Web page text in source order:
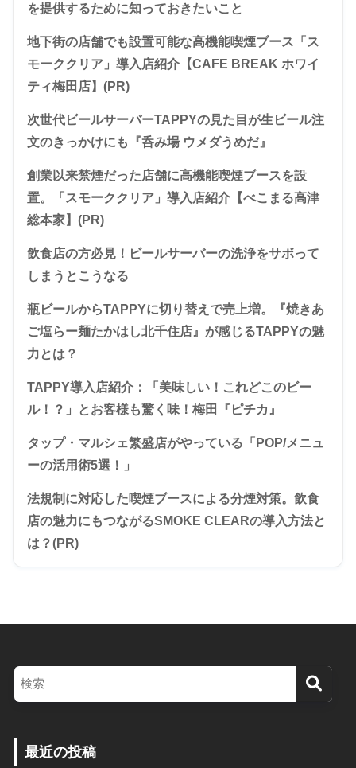
を提供するために知っておきたいこと
地下街の店舗でも設置可能な高機能喫煙ブース「ス
モーククリア」導入店紹介【CAFE BREAK ホワイ
ティ梅田店】(PR)
次世代ビールサーバーTAPPYの見た目が生ビール注
文のきっかけにも『呑み場 ウメダうめだ』
創業以来禁煙だった店舗に高機能喫煙ブースを設
置。「スモーククリア」導入店紹介【べこまる高津
総本家】(PR)
飲食店の方必見！ビールサーバーの洗浄をサボって
しまうとこうなる
瓶ビールからTAPPYに切り替えで売上増。『焼きあ
ご塩らー麺たかはし北千住店』が感じるTAPPYの魅
力とは？
TAPPY導入店紹介：「美味しい！これどこのビー
ル！？」とお客様も驚く味！梅田『ピチカ』
タップ・マルシェ繁盛店がやっている「POP/メニュ
ーの活用術5選！」
法規制に対応した喫煙ブースによる分煙対策。飲食
店の魅力にもつながるSMOKE CLEARの導入方法と
は？(PR)
最近の投稿